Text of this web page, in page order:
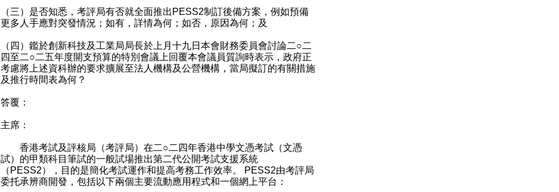
（三）是否知悉，考評局有否就全面推出PESS2制訂後備方案，例如預備
更多人手應對突發情況；如有，詳情為何；如否，原因為何；及
（四）鑑於創新科技及工業局局長於上月十九日本會財務委員會討論二○二
四至二○二五年度開支預算的特別會議上回覆本會議員質詢時表示，政府正
考慮將上述資科辦的要求擴展至法人機構及公營機構，當局擬訂的有關措施
及推行時間表為何？
答覆：
主席：
香港考試及評核局（考評局）在二○二四年香港中學文憑考試（文憑
試）的甲類科目筆試的一般試場推出第二代公開考試支援系統
（PESS2），目的是簡化考試運作和提高考務工作效率。 PESS2由考評局
委托承辨商開發，包括以下兩個主要流動應用程式和一個網上平台：